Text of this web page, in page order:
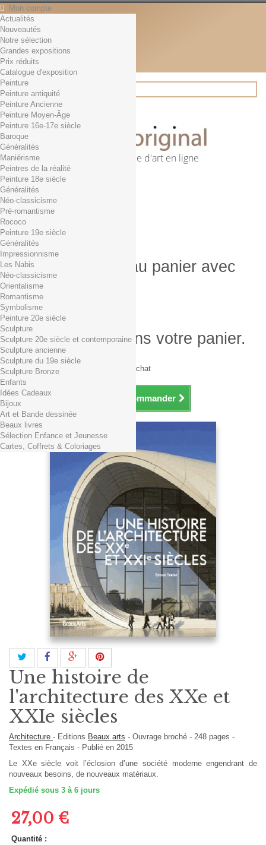
Mon compte
Contact
Français
English
Français
Actualités
Rechercher
Première librairie d'art en ligne
Panier (vide)
Aucun produit
0,01€ dès 29€ d'achat
0,00 € Total
Commander
Produit ajouté au panier avec
succès
Quantité
Total
Il y a 1 produit dans votre panier.
Total produits TTC
Frais de port TTC
0,01€ dès 29€ d'achat
Total TTC
Continuer mes achats Commander
Actualités
Nouveautés
Notre sélection
Grandes expositions
Prix réduits
Catalogue d'exposition
Peinture
Peinture antiquité
Peinture Ancienne
Peinture Moyen-Âge
Peinture 16e-17e siècle
Baroque
Généralités
Maniérisme
Peintres de la réalité
Peinture 18e siècle
Généralités
Néo-classicisme
Pré-romantisme
Rococo
Peinture 19e siècle
Généralités
Impressionnisme
Les Nabis
Néo-classicisme
Orientalisme
Romantisme
Symbolisme
Peinture 20e siècle
Sculpture
Sculpture 20e siècle et contemporaine
Sculpture ancienne
Sculpture du 19e siècle
Sculpture Bronze
Enfants
Idées Cadeaux
Bijoux
Art et Bande dessinée
Beaux livres
Sélection Enfance et Jeunesse
Cartes, Coffrets & Coloriages
Une histoire de
l'architecture des XXe et
XXIe siècles
Architecture - Editions Beaux arts - Ouvrage broché - 248 pages -
Textes en Français - Publié en 2015
Le XXe siècle voit l’éclosion d’une société moderne engendrant de
nouveaux besoins, de nouveaux matériaux.
Expédié sous 3 à 6 jours
27,00 €
Quantité :